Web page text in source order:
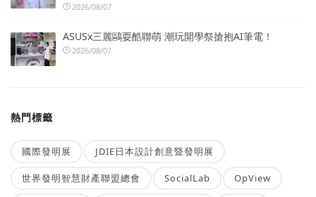
2026/08/07
ASUSx三麗鷗耍酷聯萌 潮玩開學祭搶抱AI筆電！
2026/08/07
熱門標籤
國際發明展 JDIE日本設計創意暨發明展
世界發明智慧財產聯盟總會 SocialLab OpView